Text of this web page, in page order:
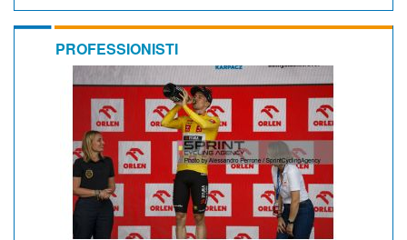
PROFESSIONISTI